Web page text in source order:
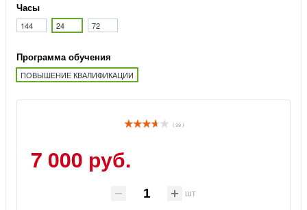
Часы
144 24 72
Программа обучения
ПОВЫШЕНИЕ КВАЛИФИКАЦИИ
( 39 )
7 000 руб.
шт